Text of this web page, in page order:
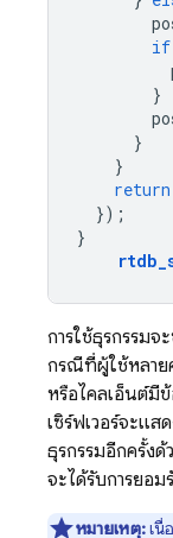
if
}
}
}
return
});
}
การใช้ธุรกรรม
กรณีที่ผู้ใช้หลาย
หรือไคลเอ็นต์มี
เซิร์ฟเวอร์จะแส
ธุรกรรมอีกครั้งด้
จะได้รับการยอ
หมายเหตุ:เนื่